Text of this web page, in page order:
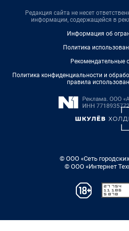
Редакция сайта не несет
информации, содержащейся в
Информация об
Политика
Рекомендательные
Политика конфиденциальности и
правила
© ООО «Сеть
© ООО «Интернет